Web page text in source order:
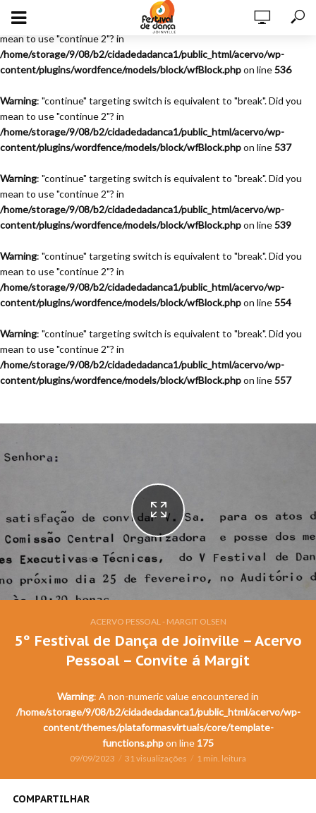
Warning
: "continue" targeting switch is equivalent to "break". Did you
mean to use "continue 2"? in
/home/storage/9/08/b2/cidadedadanca1/public_html/acervo/wp-
content/plugins/wordfence/models/block/wfBlock.phpon line536
Warning: "continue" targeting switch is equivalent to "break". Did you
mean to use "continue 2"? in
/home/storage/9/08/b2/cidadedadanca1/public_html/acervo/wp-
content/plugins/wordfence/models/block/wfBlock.phpon line537
Warning: "continue" targeting switch is equivalent to "break". Did you
mean to use "continue 2"? in
/home/storage/9/08/b2/cidadedadanca1/public_html/acervo/wp-
content/plugins/wordfence/models/block/wfBlock.phpon line539
Warning: "continue" targeting switch is equivalent to "break". Did you
mean to use "continue 2"? in
/home/storage/9/08/b2/cidadedadanca1/public_html/acervo/wp-
content/plugins/wordfence/models/block/wfBlock.phpon line554
Warning: "continue" targeting switch is equivalent to "break". Did you
mean to use "continue 2"? in
/home/storage/9/08/b2/cidadedadanca1/public_html/acervo/wp-
content/plugins/wordfence/models/block/wfBlock.phpon line557
ACERVO PESSOAL - MARGIT OLSEN
5º Festival de Dança de Joinville – Acervo
Pessoal – Convite á Margit
Warning: A non-numeric value encountered in
/home/storage/9/08/b2/cidadedadanca1/public_html/acervo/wp-
content/themes/plataformasvirtuais/core/template-
functions.phpon line 175
09/09/2023 31 visualizações 1 min. leitura
COMPARTILHAR